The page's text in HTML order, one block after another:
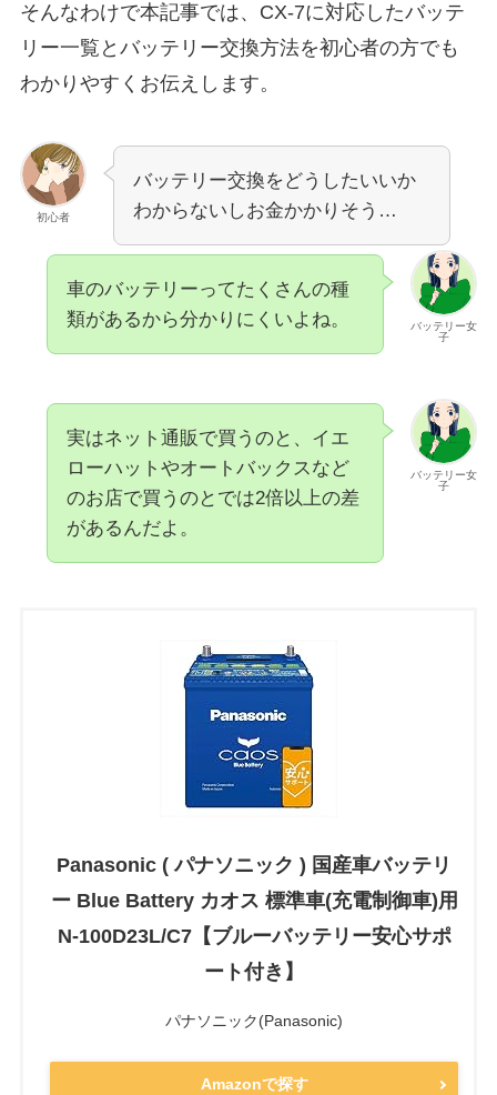
そんなわけで本記事では、CX-7に対応したバッテ
リー一覧とバッテリー交換方法を初心者の方でも
わかりやすくお伝えします。
初心者
バッテリー交換をどうしたいいか
わからないしお金かかりそう…
バッテリー女
子
車のバッテリーってたくさんの種
類があるから分かりにくいよね。
バッテリー女
子
実はネット通販で買うのと、イエ
ローハットやオートバックスなど
のお店で買うのとでは2倍以上の差
があるんだよ。
Panasonic ( パナソニック ) 国産車バッテリ
ー Blue Battery カオス 標準車(充電制御車)用
N-100D23L/C7【ブルーバッテリー安心サポ
ート付き】
パナソニック(Panasonic)
Amazonで探す